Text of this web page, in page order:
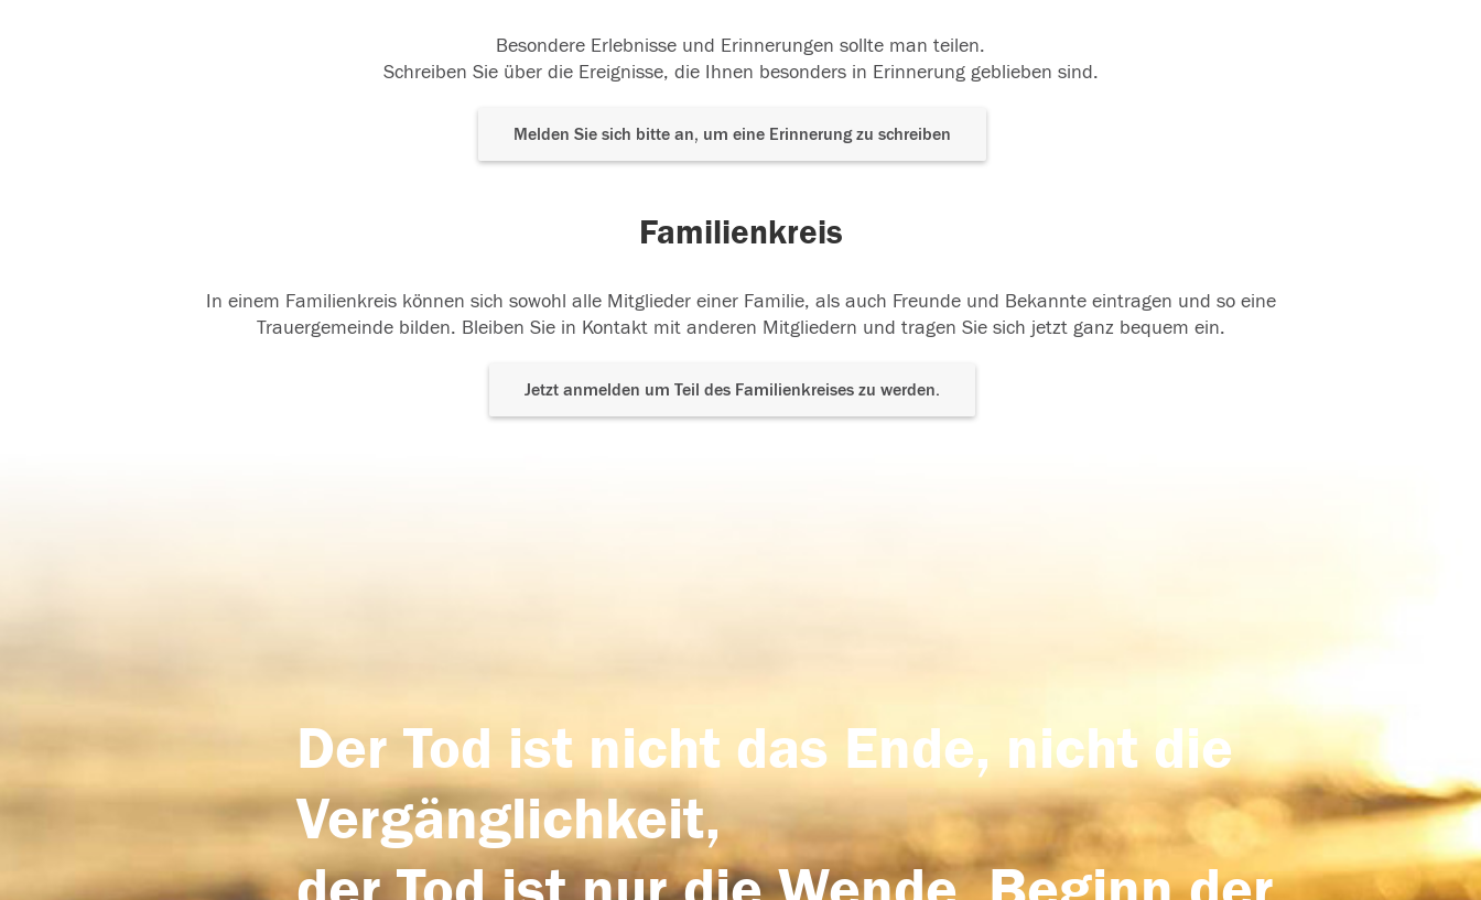
Besondere Erlebnisse und Erinnerungen sollte man teilen.
Schreiben Sie über die Ereignisse, die Ihnen besonders in Erinnerung geblieben sind.
Melden Sie sich bitte an, um eine Erinnerung zu schreiben
Familienkreis
In einem Familienkreis können sich sowohl alle Mitglieder einer Familie, als auch Freunde und Bekannte eintragen und so eine
Trauergemeinde bilden. Bleiben Sie in Kontakt mit anderen Mitgliedern und tragen Sie sich jetzt ganz bequem ein.
Jetzt anmelden um Teil des Familienkreises zu werden.
Der Tod ist nicht das Ende, nicht die
Vergänglichkeit,